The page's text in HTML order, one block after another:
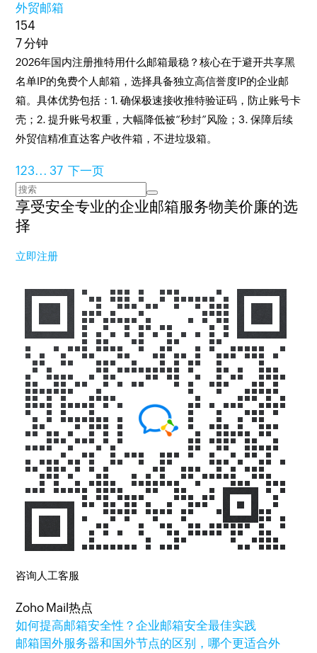
外贸邮箱
154
7 分钟
2026年国内注册推特用什么邮箱最稳？核心在于避开共享黑
名单IP的免费个人邮箱，选择具备独立高信誉度IP的企业邮
箱。具体优势包括：1. 确保极速接收推特验证码，防止账号卡
壳；2. 提升账号权重，大幅降低被“秒封”风险；3. 保障后续
外贸信精准直达客户收件箱，不进垃圾箱。
123... 37 下一页
享受安全专业的企业邮箱服务物美价廉的选
择
立即注册
咨询人工客服
Zoho Mail热点
如何提高邮箱安全性？企业邮箱安全最佳实践
邮箱国外服务器和国外节点的区别，哪个更适合外